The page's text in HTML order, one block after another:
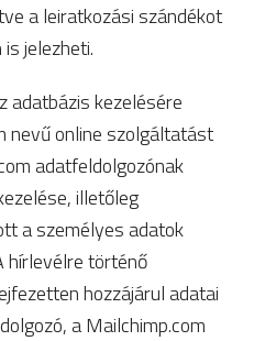
a leiratkozási szándékot
jelezheti.
adatbázis kezelésére
nevű online szolgáltatást
adatfeldolgozónak
illetőleg
a személyes adatok
hírlevélre történő
hozzájárul adatai
a Mailchimp.com